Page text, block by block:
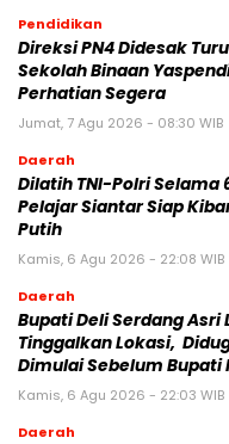
Pendidikan
Direksi PN4 Didesak
Sekolah Binaan
Perhatian Segera
Jumat, 7 Agu 2026 - 08:30 WIB
Daerah
Dilatih TNI-Polri Selama
Pelajar Siantar Siap
Putih
Kamis, 6 Agu 2026 - 22:08 WIB
Daerah
Bupati Deli Serdang Asri
Tinggalkan Lokasi,
Dimulai Sebelum Bupati
Kamis, 6 Agu 2026 - 22:03 WIB
Daerah